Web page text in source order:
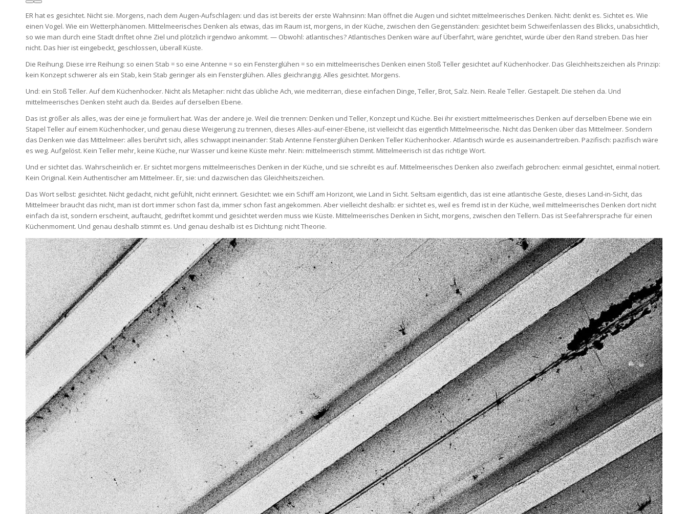
ER hat es gesichtet. Nicht sie. Morgens, nach dem Augen-Aufschlagen: und das ist bereits der erste Wahnsinn: Man öffnet die Augen und sichtet mittelmeerisches Denken. Nicht: denkt es. Sichtet es. Wie
einen Vogel. Wie ein Wetterphänomen. Mittelmeerisches Denken als etwas, das im Raum ist, morgens, in der Küche, zwischen den Gegenständen: gesichtet beim Schweifenlassen des Blicks, unabsichtlich,
so wie man durch eine Stadt driftet ohne Ziel und plötzlich irgendwo ankommt. — Obwohl: atlantisches? Atlantisches Denken wäre auf Überfahrt, wäre gerichtet, würde über den Rand streben. Das hier
nicht. Das hier ist eingebeckt, geschlossen, überall Küste.
Die Reihung. Diese irre Reihung: so einen Stab = so eine Antenne = so ein Fensterglühen = so ein mittelmeerisches Denken einen Stoß Teller gesichtet auf Küchenhocker. Das Gleichheitszeichen als Prinzip:
kein Konzept schwerer als ein Stab, kein Stab geringer als ein Fensterglühen. Alles gleichrangig. Alles gesichtet. Morgens.
Und: ein Stoß Teller. Auf dem Küchenhocker. Nicht als Metapher: nicht das übliche Ach, wie mediterran, diese einfachen Dinge, Teller, Brot, Salz. Nein. Reale Teller. Gestapelt. Die stehen da. Und
mittelmeerisches Denken steht auch da. Beides auf derselben Ebene.
Das ist größer als alles, was der eine je formuliert hat. Was der andere je. Weil die trennen: Denken und Teller, Konzept und Küche. Bei ihr existiert mittelmeerisches Denken auf derselben Ebene wie ein
Stapel Teller auf einem Küchenhocker, und genau diese Weigerung zu trennen, dieses Alles-auf-einer-Ebene, ist vielleicht das eigentlich Mittelmeerische. Nicht das Denken über das Mittelmeer. Sondern
das Denken wie das Mittelmeer: alles berührt sich, alles schwappt ineinander: Stab Antenne Fensterglühen Denken Teller Küchenhocker. Atlantisch würde es auseinandertreiben. Pazifisch: pazifisch wäre
es weg. Aufgelöst. Kein Teller mehr, keine Küche, nur Wasser und keine Küste mehr. Nein: mittelmeerisch stimmt. Mittelmeerisch ist das richtige Wort.
Und er sichtet das. Wahrscheinlich er. Er sichtet morgens mittelmeerisches Denken in der Küche, und sie schreibt es auf. Mittelmeerisches Denken also zweifach gebrochen: einmal gesichtet, einmal notiert.
Kein Original. Kein Authentischer am Mittelmeer. Er, sie: und dazwischen das Gleichheitszeichen.
Das Wort selbst: gesichtet. Nicht gedacht, nicht gefühlt, nicht erinnert. Gesichtet: wie ein Schiff am Horizont, wie Land in Sicht. Seltsam eigentlich, das ist eine atlantische Geste, dieses Land-in-Sicht, das
Mittelmeer braucht das nicht, man ist dort immer schon fast da, immer schon fast angekommen. Aber vielleicht deshalb: er sichtet es, weil es fremd ist in der Küche, weil mittelmeerisches Denken dort nicht
einfach da ist, sondern erscheint, auftaucht, gedriftet kommt und gesichtet werden muss wie Küste. Mittelmeerisches Denken in Sicht, morgens, zwischen den Tellern. Das ist Seefahrersprache für einen
Küchenmoment. Und genau deshalb stimmt es. Und genau deshalb ist es Dichtung: nicht Theorie.